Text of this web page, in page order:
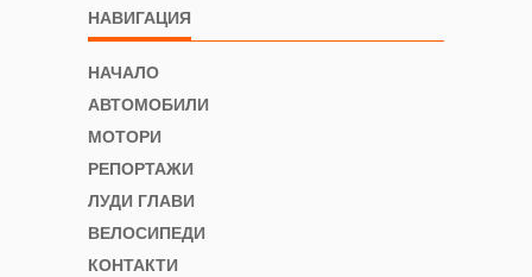
НАВИГАЦИЯ
НАЧАЛО
АВТОМОБИЛИ
МОТОРИ
РЕПОРТАЖИ
ЛУДИ ГЛАВИ
ВЕЛОСИПЕДИ
КОНТАКТИ